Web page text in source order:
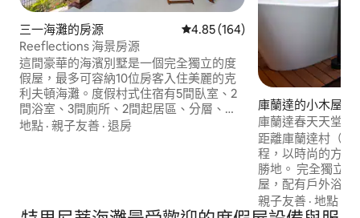
三一海灘的房源 從 164 則評價中獲得 4.85 的平均
4.85 (164)
Reeflections 海景房源
這間豪華的海濱別墅是一個完全獨立的度
假屋，最多可容納10位房客入住美麗的克
利夫頓海灘。度假村式住宿有5間臥室、2
間浴室、3間廁所、2間起居區、分層、全
套洗衣房、鹽水泳池和2個戶外娛樂區，配
地點 · 親子友善 · 退房
庫蘭達的小木屋
庫蘭達春天天堂：
距離庫蘭達村（
程，以時尚的方式
勝地。 完全獨立
屋，配有戶外浴室
享受寧靜與野生動
放鬆 • 煥新 • 煥活 最少住宿2晚。 很抱歉，
親子友善 ·地點